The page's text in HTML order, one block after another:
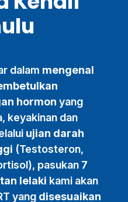
dalam mengenal
hormon yang
keyakinan dan
ujian darah
(Testosteron,
pasukan 7
lelaki kami akan
yang disesuaikan